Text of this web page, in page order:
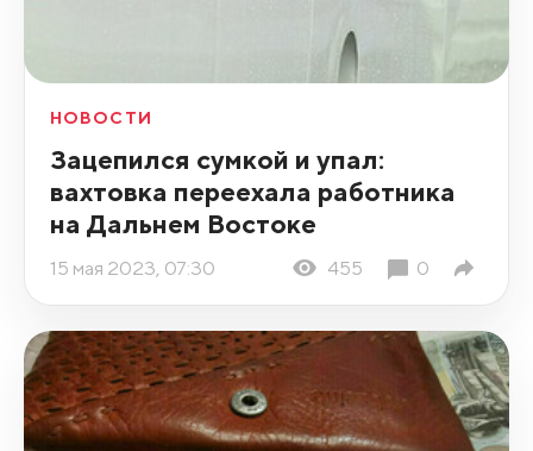
НОВОСТИ
Зацепился сумкой и упал:
вахтовка переехала работника
на Дальнем Востоке
15 мая 2023, 07:30 455 0